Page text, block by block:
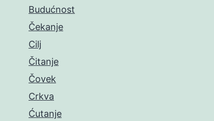
Budućnost
Čekanje
Cilj
Čitanje
Čovek
Crkva
Ćutanje